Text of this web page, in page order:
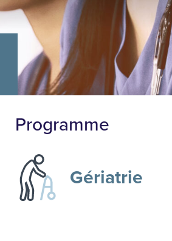
Programme
Gériatrie